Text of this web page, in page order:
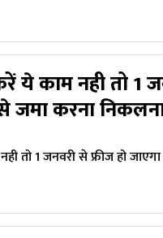
काम नही तो 1
जमा करना
तो 1 जनवरी से फ्रीज हो